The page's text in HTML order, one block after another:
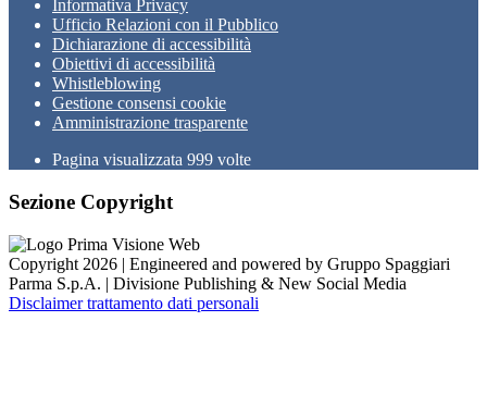
Informativa Privacy
Ufficio Relazioni con il Pubblico
Dichiarazione di accessibilità
Obiettivi di accessibilità
Whistleblowing
Gestione consensi cookie
Amministrazione trasparente
Pagina visualizzata 999 volte
Sezione Copyright
Copyright 2026 | Engineered and powered by Gruppo Spaggiari
Parma S.p.A. | Divisione Publishing & New Social Media
Disclaimer trattamento dati personali